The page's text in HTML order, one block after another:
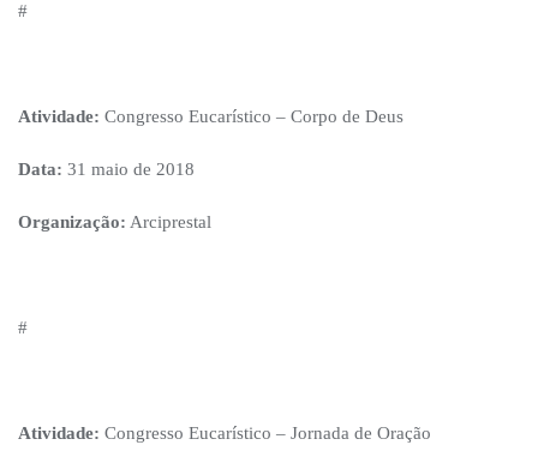
#
Atividade: Congresso Eucarístico – Corpo de Deus
Data: 31 maio de 2018
Organização: Arciprestal
#
Atividade: Congresso Eucarístico – Jornada de Oração